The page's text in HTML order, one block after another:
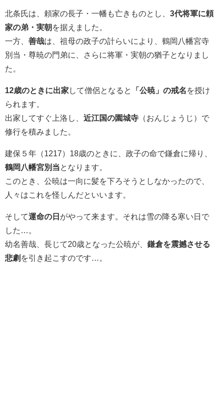
北条氏は、頼家の長子・一幡も亡きものとし、 3代将軍に頼
家の弟・実朝 を据えました。
一方、 善哉は、祖母の政子の計らいにより、鶴岡八幡宮寺
別当・尊暁の門弟に、さらに将軍・実朝の猶子となりまし
た。
12歳のときに出家して僧侶となると 「公暁」の戒名 を授け
られます。
出家してすぐ上洛し、 近江国の園城寺 （おんじょうじ）で
修行を積みました。
建保５年（1217）18歳のときに、政子の命で鎌倉に帰り、
鶴岡八幡宮別当 となります。
このとき、公暁は一向に髪を下ろそうとしなかったので、
人々はこれを怪しんだといいます。
そして運命の日 がやって来ます。それは雪の降る寒い日で
した…。
幼名善哉、長じて20歳となった公暁が、 鎌倉を震撼させる
悲劇 を引き起こすのです…。